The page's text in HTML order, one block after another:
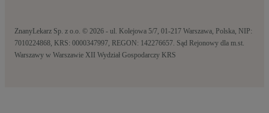
ZnanyLekarz Sp. z o.o. © 2026 - ul. Kolejowa 5/7, 01-217 Warszawa, Polska, NIP:
7010224868, KRS: 0000347997, REGON: 142276657. Sąd Rejonowy dla m.st.
Warszawy w Warszawie XII Wydział Gospodarczy KRS